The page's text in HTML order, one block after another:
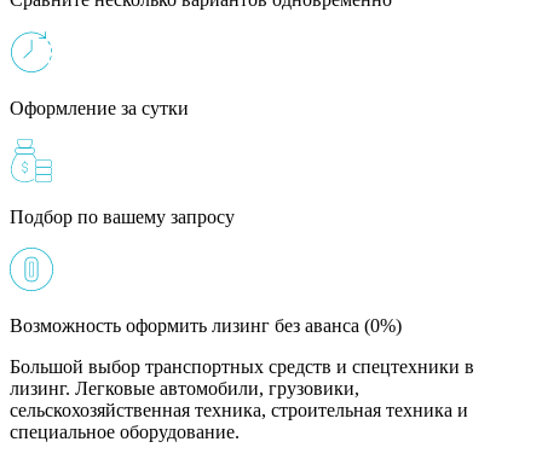
Оформление за сутки
Подбор по вашему запросу
Возможность оформить лизинг без аванса (0%)
Большой выбор транспортных средств и спецтехники в
лизинг. Легковые автомобили, грузовики,
сельскохозяйственная техника, строительная техника и
специальное оборудование.